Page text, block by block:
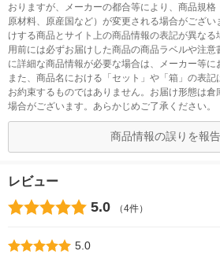
おりますが、メーカーの都合等により、商品規格
原材料、原産国など）が変更される場合がござ
けする商品とサイト上の商品情報の表記が異な
用前には必ずお届けした商品の商品ラベルや注意
に詳細な商品情報が必要な場合は、メーカー等に
また、商品名における「セット」や「箱」の表
お約束するものではありません。お届け形態は
場合がございます。あらかじめご了承ください。
商品情報の誤りを報
レビュー
5.0 （4件）
5.0